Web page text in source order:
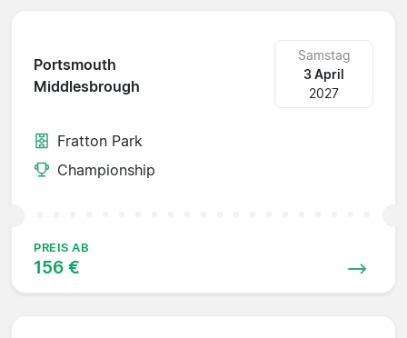
Portsmouth
Middlesbrough
Samstag
3 April
2027
Fratton Park
Championship
PREIS AB
156 €